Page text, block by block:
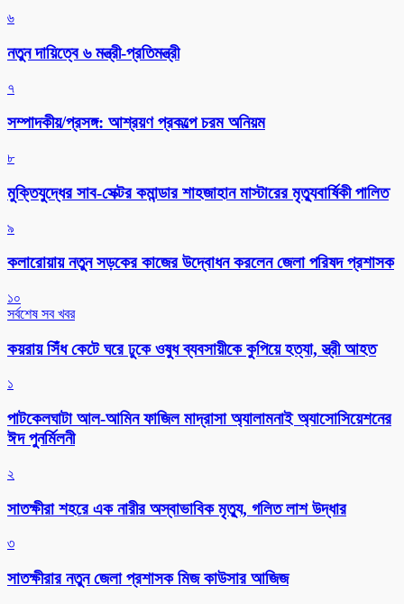
৬
নতুন দায়িত্বে ৬ মন্ত্রী-প্রতিমন্ত্রী
৭
সম্পাদকীয়/প্রসঙ্গ: আশ্রয়ণ প্রকল্পে চরম অনিয়ম
৮
মুক্তিযুদ্ধের সাব-সেক্টর কমান্ডার শাহজাহান মাস্টারের মৃত্যুবার্ষিকী পালিত
৯
কলারোয়ায় নতুন সড়কের কাজের উদ্বোধন করলেন জেলা পরিষদ প্রশাসক
১০
সর্বশেষ সব খবর
কয়রায় সিঁধ কেটে ঘরে ঢুকে ওষুধ ব্যবসায়ীকে কুপিয়ে হত্যা, স্ত্রী আহত
১
পাটকেলঘাটা আল-আমিন ফাজিল মাদ্রাসা অ্যালামনাই অ্যাসোসিয়েশনের
ঈদ পুনর্মিলনী
২
সাতক্ষীরা শহরে এক নারীর অস্বাভাবিক মৃত্যু, গলিত লাশ উদ্ধার
৩
সাতক্ষীরার নতুন জেলা প্রশাসক মিজ কাউসার আজিজ